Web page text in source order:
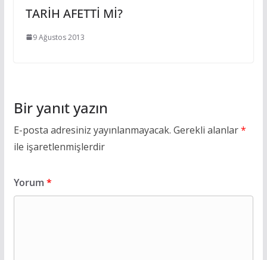
TARİH AFETTİ Mİ?
9 Ağustos 2013
Bir yanıt yazın
E-posta adresiniz yayınlanmayacak. Gerekli alanlar*
ile işaretlenmişlerdir
Yorum *